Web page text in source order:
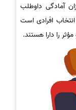
آمادگی داوطلب
افرادی است
را دارا هستند.